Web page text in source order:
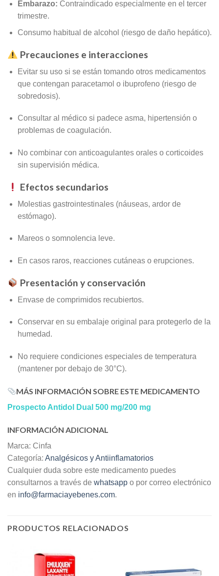
Embarazo: Contraindicado especialmente en el tercer
trimestre.
Consumo habitual de alcohol (riesgo de daño hepático).
Precauciones e interacciones
Evitar su uso si se están tomando otros medicamentos
que contengan paracetamol o ibuprofeno (riesgo de
sobredosis).
Consultar al médico si padece asma, hipertensión o
problemas de coagulación.
No combinar con anticoagulantes orales o corticoides
sin supervisión médica.
Efectos secundarios
Molestias gastrointestinales (náuseas, ardor de
estómago).
Mareos o somnolencia leve.
En casos raros, reacciones cutáneas o erupciones.
Presentación y conservación
Envase de comprimidos recubiertos.
Conservar en su embalaje original para protegerlo de la
humedad.
No requiere condiciones especiales de temperatura
(mantener por debajo de 30°C).
MÁS INFORMACIÓN SOBRE ESTE MEDICAMENTO
Prospecto Antidol Dual 500 mg/200 mg
INFORMACIÓN ADICIONAL
Marca: Cinfa
Categoría: Analgésicos y Antiinflamatorios
Cualquier duda sobre este medicamento puedes
consultarnos a través de whatsapp o por correo electrónico
en info@farmaciayebenes.com.
PRODUCTOS RELACIONADOS